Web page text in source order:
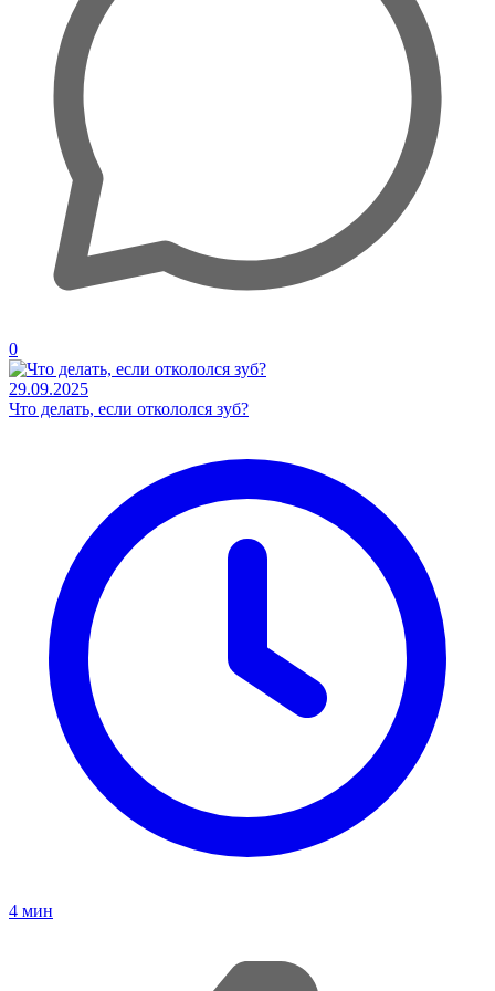
0
29.09.2025
Что делать, если откололся зуб?
4 мин